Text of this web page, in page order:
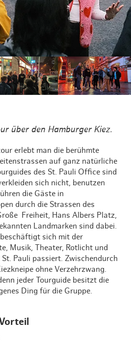
© ©
über den Hamburger Kiez.
erlebt man die berühmte
auf ganz natürliche
des St. Pauli Office sind
sich nicht, benutzen
die Gäste in
durch die Strassen des
Freiheit, Hans Albers Platz,
Landmarken sind dabei.
sich mit der
Musik, Theater, Rotlicht und
Pauli passiert. Zwischendurch
ohne Verzehrzwang.
jeder Tourguide besitzt die
Ding für die Gruppe.